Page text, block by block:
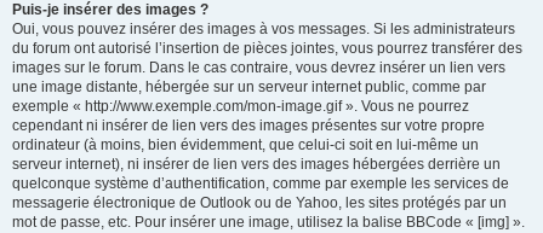
Puis-je insérer des images ?
Oui, vous pouvez insérer des images à vos messages. Si les administrateurs
du forum ont autorisé l’insertion de pièces jointes, vous pourrez transférer des
images sur le forum. Dans le cas contraire, vous devrez insérer un lien vers
une image distante, hébergée sur un serveur internet public, comme par
exemple « http://www.exemple.com/mon-image.gif ». Vous ne pourrez
cependant ni insérer de lien vers des images présentes sur votre propre
ordinateur (à moins, bien évidemment, que celui-ci soit en lui-même un
serveur internet), ni insérer de lien vers des images hébergées derrière un
quelconque système d’authentification, comme par exemple les services de
messagerie électronique de Outlook ou de Yahoo, les sites protégés par un
mot de passe, etc. Pour insérer une image, utilisez la balise BBCode « [img] ».